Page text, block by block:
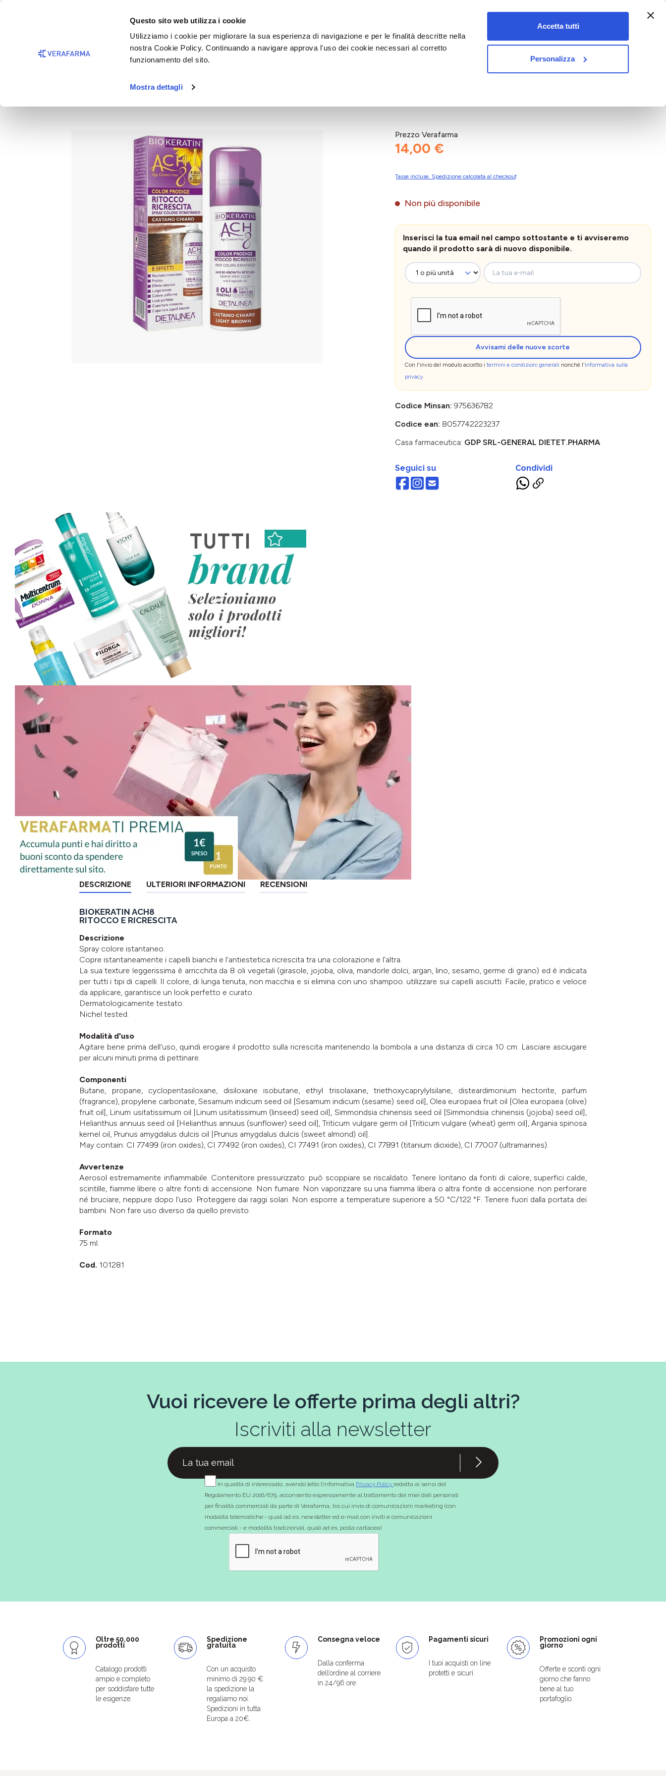
Questo sito web utilizza i cookie
Utilizziamo i cookie per migliorare la sua esperienza di navigazione e per le finalità descritte nella
nostra Cookie Policy. Continuando a navigare approva l'uso dei cookie necessari al corretto
funzionamento del sito.
Mostra dettagli
Accetta tutti
Personalizza
Passa alla navigazione principale
vet&pet
BIOKERATIN ACH8 Ricrescita Castano Chiaro
Prezzo Verafarma
14,00 €
Tasse incluse. Spedizione calcolata al checkout
Non più disponibile
Inserisci la tua email nel campo sottostante e ti avviseremo
quando il prodotto sarà di nuovo disponibile.
La tua e-mail
Avvisami delle nuove scorte
Con l'invio del modulo accetto i termini e condizioni generali nonché l'informativa sulla
privacy.
Codice Minsan: 975636782
Codice ean: 8057742223237
Casa farmaceutica: GDP SRL-GENERAL DIETET.PHARMA
Seguici su Condividi
DESCRIZIONE ULTERIORI INFORMAZIONI RECENSIONI
BIOKERATIN ACH8
RITOCCO E RICRESCITA
Descrizione
Spray colore istantaneo.
Copre istantaneamente i capelli bianchi e l'antiestetica ricrescita tra una colorazione e l'altra.
La sua texture leggerissima è arricchita da 8 oli vegetali (girasole, jojoba, oliva, mandorle dolci, argan, lino, sesamo, germe di grano) ed è indicata
per tutti i tipi di capelli. Il colore, di lunga tenuta, non macchia e si elimina con uno shampoo. utilizzare sui capelli asciutti. Facile, pratico e veloce
da applicare, garantisce un look perfetto e curato.
Dermatologicamente testato.
Nichel tested.
Modalità d'uso
Agitare bene prima dell'uso, quindi erogare il prodotto sulla ricrescita mantenendo la bombola a una distanza di circa 10 cm. Lasciare asciugare
per alcuni minuti prima di pettinare.
Componenti
Butane, propane, cyclopentasiloxane, disiloxane isobutane, ethyl trisolaxane, triethoxycaprylylsilane, disteardimonium hectorite, parfum
(fragrance), propylene carbonate, Sesamum indicum seed oil [Sesamum indicum (sesame) seed oil], Olea europaea fruit oil [Olea europaea (olive)
fruit oil], Linum usitatissimum oil [Linum usitatissimum (linseed) seed oil], Simmondsia chinensis seed oil [Simmondsia chinensis (jojoba) seed oil],
Helianthus annuus seed oil [Helianthus annuus (sunflower) seed oil], Triticum vulgare germ oil [Triticum vulgare (wheat) germ oil], Argania spinosa
kernel oil, Prunus amygdalus dulcis oil [Prunus amygdalus dulcis (sweet almond) oil].
May contain: CI 77499 (iron oxides), CI 77492 (iron oxides), CI 77491 (iron oxides), CI 77891 (titanium dioxide), CI 77007 (ultramarines).
Avvertenze
Aerosol estremamente infiammabile. Contenitore pressurizzato: può scoppiare se riscaldato. Tenere lontano da fonti di calore, superfici calde,
scintille, fiamme libere o altre fonti di accensione. Non fumare. Non vaporizzare su una fiamma libera o altra fonte di accensione. non perforare
né bruciare, neppure dopo l'uso. Proteggere dai raggi solari. Non esporre a temperature superiore a 50 °C/122 °F. Tenere fuori dalla portata dei
bambini. Non fare uso diverso da quello previsto.
Formato
75 ml.
Cod. 101281
Vuoi ricevere le offerte prima degli altri?
Iscriviti alla newsletter
In qualità di interessato, avendo letto l’informativa Privacy Policy redatta ai sensi del
Regolamento EU 2016/679, acconsento espressamente al trattamento dei miei dati personali
per finalità commerciali da parte di Verafarma, tra cui invio di comunicazioni marketing (con
modalità telematiche - quali ad es. newsletter ed e-mail con inviti e comunicazioni
commerciali - e modalità tradizionali, quali ad es. posta cartacea)
Oltre 50.000
prodotti
Catalogo prodotti
ampio e completo
per soddisfare tutte
le esigenze.
Spedizione
gratuita
Con un acquisto
minimo di 29.90 €
la spedizione la
regaliamo noi.
Spedizioni in tutta
Europa a 20€.
Consegna veloce
Dalla conferma
dell’ordine al corriere
in 24/96 ore.
Pagamenti sicuri
I tuoi acquisti on line
protetti e sicuri.
Promozioni ogni
giorno
Offerte e sconti ogni
giorno che fanno
bene al tuo
portafoglio.